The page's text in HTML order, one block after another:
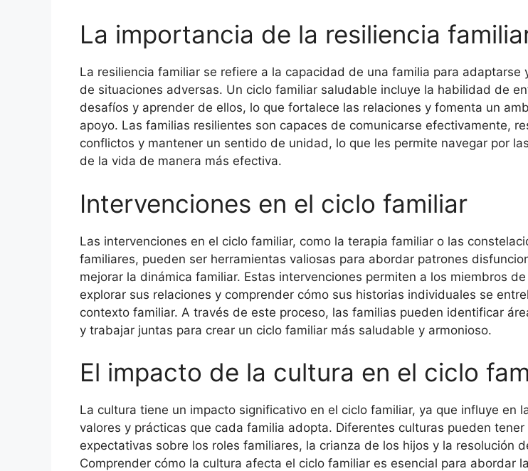
La importancia de la resiliencia
La resiliencia familiar se refiere a la capacidad de una familia para adaptarse
de situaciones adversas. Un ciclo familiar saludable incluye la habilidad de
desafíos y aprender de ellos, lo que fortalece las relaciones y fomenta un
apoyo. Las familias resilientes son capaces de comunicarse efectivamente,
conflictos y mantener un sentido de unidad, lo que les permite navegar por
de la vida de manera más efectiva.
Intervenciones en el ciclo familiar
Las intervenciones en el ciclo familiar, como la terapia familiar o las
familiares, pueden ser herramientas valiosas para abordar patrones
mejorar la dinámica familiar. Estas intervenciones permiten a los miembros
explorar sus relaciones y comprender cómo sus historias individuales se
contexto familiar. A través de este proceso, las familias pueden identificar
y trabajar juntas para crear un ciclo familiar más saludable y armonioso.
El impacto de la cultura en el ciclo
La cultura tiene un impacto significativo en el ciclo familiar, ya que influye en
valores y prácticas que cada familia adopta. Diferentes culturas pueden
expectativas sobre los roles familiares, la crianza de los hijos y la resolución
Comprender cómo la cultura afecta el ciclo familiar es esencial para abordar